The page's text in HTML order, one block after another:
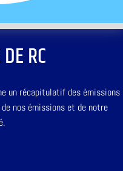
RC
un récapitulatif des émissions
nos émissions et de notre